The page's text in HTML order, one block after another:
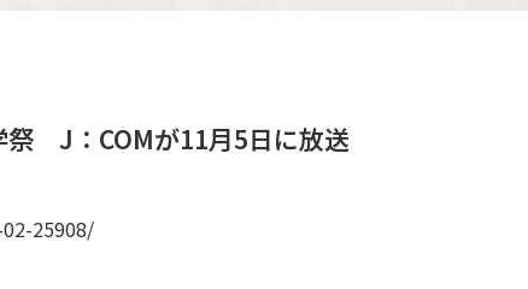
祭 J：COMが11月5日に放送
25908/